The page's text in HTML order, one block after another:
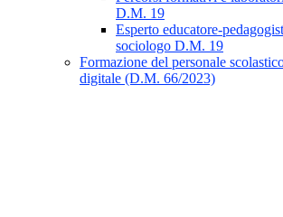
D.M. 19
Esperto educatore-
sociologo D.M. 19
Formazione del personale
digitale (D.M. 66/2023)